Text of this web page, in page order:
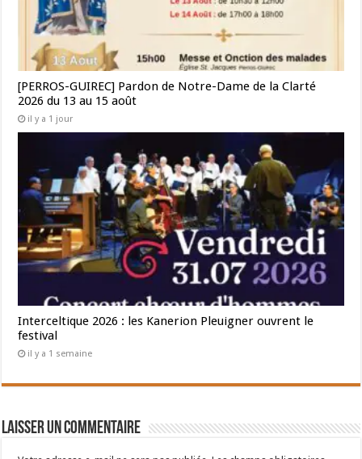
[PERROS-GUIREC] Pardon de Notre-Dame de la Clarté
2026 du 13 au 15 août
il y a 1 jour
Interceltique 2026 : les Kanerion Pleuigner ouvrent le
festival
il y a 1 semaine
Laisser un commentaire